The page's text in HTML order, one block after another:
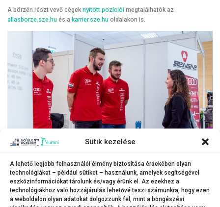
Sütik kezelése
A lehető legjobb felhasználói élmény biztosítása érdekében olyan
technológiákat – például sütiket – használunk, amelyek segítségével
eszközinformációkat tárolunk és/vagy érünk el. Az ezekhez a
technológiákhoz való hozzájárulás lehetővé teszi számunkra, hogy ezen
a weboldalon olyan adatokat dolgozzunk fel, mint a böngészési
A börzén részt vevő cégek nyitott pozíciói megtalálhatók az
allasborze.sze.hu és a karrier.sze.hu oldalakon is.
Sellei Bálint Bendegúz, a SZEngine tagja (középen) a hallgatói csapat
működését mutatta be az érdeklődőknek.
(Fotó: Adorján András)